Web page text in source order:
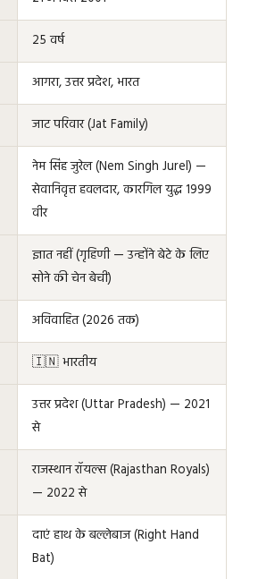
25 वर्ष
आगरा, उत्तर प्रदेश, भारत
जाट परिवार (Jat Family)
नेम सिंह जुरेल (Nem Singh Jurel) —
सेवानिवृत्त हवलदार, कारगिल युद्ध 1999
वीर
ज्ञात नहीं (गृहिणी — उन्होंने बेटे के लिए
सोने की चेन बेची)
अविवाहित (2026 तक)
🇮🇳 भारतीय
उत्तर प्रदेश (Uttar Pradesh) — 2021
से
राजस्थान रॉयल्स (Rajasthan Royals)
— 2022 से
दाएं हाथ के बल्लेबाज (Right Hand
Bat)